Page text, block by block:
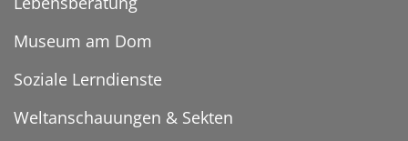
Museum am Dom
Soziale Lerndienste
Weltanschauungen & Sekten